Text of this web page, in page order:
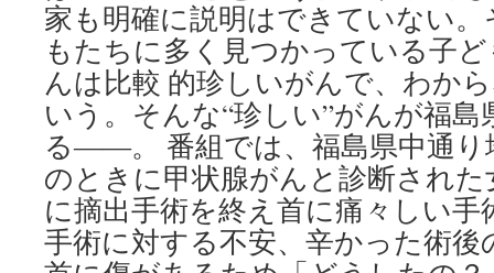
家も明確に説明はできていない
もたちに多く見つかっている子
んは比較 的珍しいがんで、わか
いう。そんな“珍しい”がんが福
る――。 番組では、福島県中通り
のときに甲状腺がんと診断され
に摘出手術を終え首に痛々しい
手術に対する不安、辛かった術後